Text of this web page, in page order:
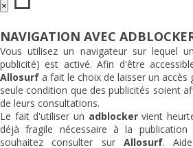
×
NAVIGATION AVEC
Vous utilisez un navigateur sur lequel
publicité) est activé. Afin d'être
Allosurf a fait le choix de laisser un accès
seule condition que des publicités soient
de leurs consultations.
Le fait d'utiliser un adblockervient
déjà fragile nécessaire à la
souhaitez consulter sur Allosurf.